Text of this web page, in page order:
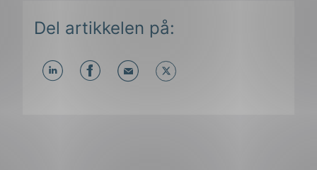
Del artikkelen på: